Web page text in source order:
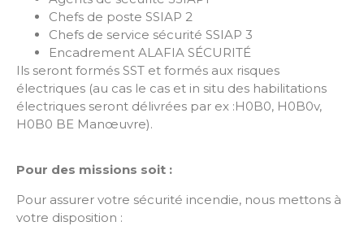
Chefs de poste SSIAP 2
Chefs de service sécurité SSIAP 3
Encadrement ALAFIA SÉCURITÉ
Ils seront formés SST et formés aux risques
électriques (au cas le cas et in situ des habilitations
électriques seront délivrées par ex :H0B0, H0B0v,
H0B0 BE Manœuvre).
Pour des missions soit :
Pour assurer votre sécurité incendie, nous mettons à
votre disposition :